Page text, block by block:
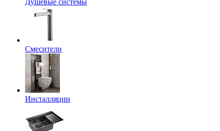
Душевые системы
Смесители
Инсталляции